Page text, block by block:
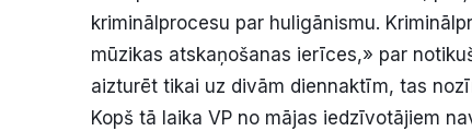
kriminālprocesu par huligānismu.
mūzikas atskaņošanas ierīces,» par
aizturēt tikai uz divām diennaktīm, tas
Kopš tā laika VP no mājas iedzīvotājiem